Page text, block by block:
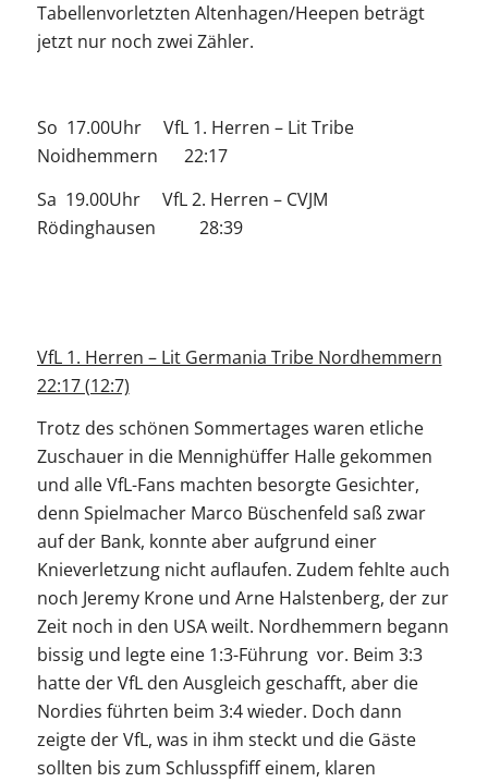
Tabellenvorletzten Altenhagen/Heepen beträgt
jetzt nur noch zwei Zähler.
So 17.00Uhr VfL 1. Herren – Lit Tribe
Noidhemmern 22:17
Sa 19.00Uhr VfL 2. Herren – CVJM
Rödinghausen 28:39
VfL 1. Herren – Lit Germania Tribe Nordhemmern
22:17 (12:7)
Trotz des schönen Sommertages waren etliche
Zuschauer in die Mennighüffer Halle gekommen
und alle VfL-Fans machten besorgte Gesichter,
denn Spielmacher Marco Büschenfeld saß zwar
auf der Bank, konnte aber aufgrund einer
Knieverletzung nicht auflaufen. Zudem fehlte auch
noch Jeremy Krone und Arne Halstenberg, der zur
Zeit noch in den USA weilt. Nordhemmern begann
bissig und legte eine 1:3-Führung vor. Beim 3:3
hatte der VfL den Ausgleich geschafft, aber die
Nordies führten beim 3:4 wieder. Doch dann
zeigte der VfL, was in ihm steckt und die Gäste
sollten bis zum Schlusspfiff einem, klaren